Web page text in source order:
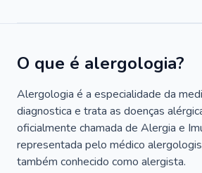
O que é alergologia?
Alergologia é a especialidade da
diagnostica e trata as doenças
oficialmente chamada de Alergia e
representada pelo médico
também conhecido como alergista.